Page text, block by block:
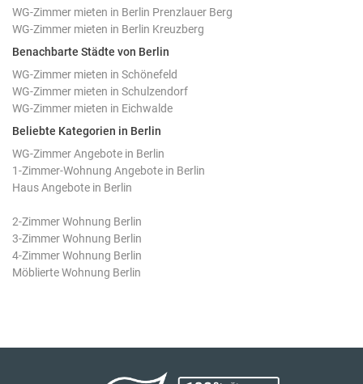
WG-Zimmer mieten in Berlin Prenzlauer Berg
WG-Zimmer mieten in Berlin Kreuzberg
Benachbarte Städte von Berlin
WG-Zimmer mieten in Schönefeld
WG-Zimmer mieten in Schulzendorf
WG-Zimmer mieten in Eichwalde
Beliebte Kategorien in Berlin
WG-Zimmer Angebote in Berlin
1-Zimmer-Wohnung Angebote in Berlin
Haus Angebote in Berlin
2-Zimmer Wohnung Berlin
3-Zimmer Wohnung Berlin
4-Zimmer Wohnung Berlin
Möblierte Wohnung Berlin